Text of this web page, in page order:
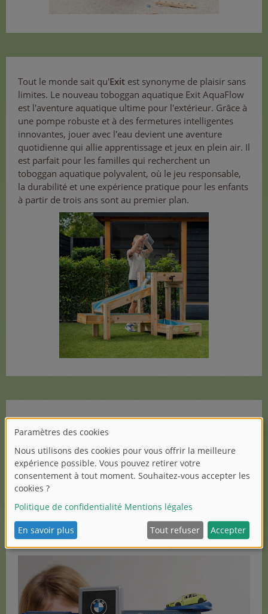
Tout le monde sait qu'Exit est synonyme de plaisir sans
limites. Le nouveau toboggan aquatique Exit AquaFlow
est l'aventure aquatique ultime pour l'extérieur. Grâce à
une pompe robuste et à des fermetures intelligentes
innovantes, jouer avec l'eau devient une aventure
quotidienne qui allie apprentissage et jeux en plein air. Il
est parfait pour les familles qui recherchent un
toboggan aquatique polyvalent, où le jeu responsable,
la durabilité et une expérience pratique pour les enfants
à partir de trois ans sont au premier plan.
automobiles les plus connues et les plus prestigieuses
au monde. La marque culte française lance toute une
série de modèles BMW fidèles à l'original au format 3
pouces très apprécié, allant des icônes classiques aux
véhicules modernes performants. Les collectionneurs,
les passionnés d'automobile et les jeunes amateurs de
transpose parfaitement la fascination de la marque
BMW dans l'univers miniature de Majorette.